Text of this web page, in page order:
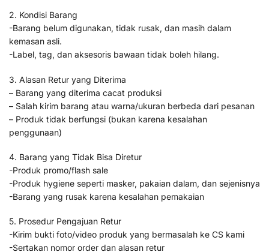
2. Kondisi Barang
-Barang belum digunakan, tidak rusak, dan masih dalam
kemasan asli.
-Label, tag, dan aksesoris bawaan tidak boleh hilang.
3. Alasan Retur yang Diterima
– Barang yang diterima cacat produksi
– Salah kirim barang atau warna/ukuran berbeda dari pesanan
– Produk tidak berfungsi (bukan karena kesalahan
penggunaan)
4. Barang yang Tidak Bisa Diretur
-Produk promo/flash sale
-Produk hygiene seperti masker, pakaian dalam, dan sejenisnya
-Barang yang rusak karena kesalahan pemakaian
5. Prosedur Pengajuan Retur
-Kirim bukti foto/video produk yang bermasalah ke CS kami
-Sertakan nomor order dan alasan retur